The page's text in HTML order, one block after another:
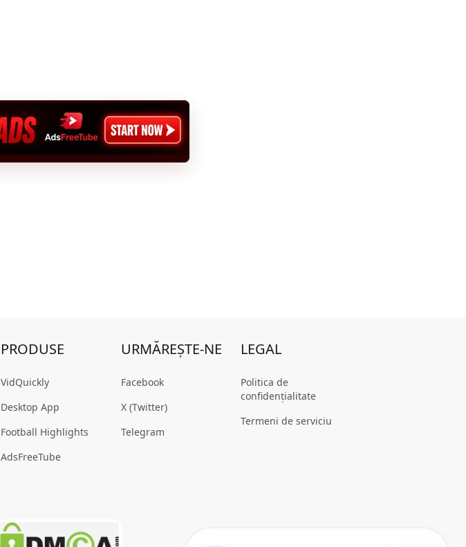
PRODUSE
VidQuickly
Desktop App
Football Highlights
AdsFreeTube
URMĂREȘTE-NE
Facebook
X (Twitter)
Telegram
LEGAL
Politica de
confidențialitate
Termeni de serviciu